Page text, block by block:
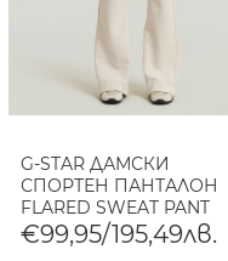
G-STAR ДАМСКИ
СПОРТЕН ПАНТАЛОН
FLARED SWEAT PANT
WHITEBAIT
€99,95/195,49лв.